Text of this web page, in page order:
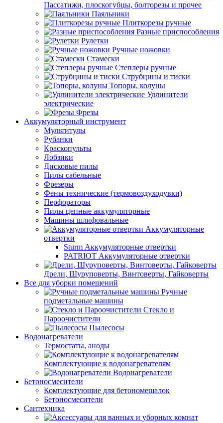
Пассатижи, плоскогубцы, болторезы и прочее
Паяльники
Плиткорезы ручные
Разные приспособления
Рулетки
Ручные ножовки
Стамески
Степлеры ручные
Струбцины и тиски
Топоры, колуны
Удлинители
электрические
Фрезы
Аккумуляторный инструмент
Мультитулы
Рубанки
Краскопульты
Лобзики
Дисковые пилы
Пилы сабельные
Фрезеры
Фены технические (термовоздуходувки)
Перфораторы
Пилы цепные аккумуляторные
Машины шлифовальные
Аккумуляторные
отвертки
Sturm Аккумуляторные отвертки
PATRIOT Аккумуляторные отвертки
Дрели, Шуруповерты, Винтоверты, Гайковерты
Все для уборки помещений
Ручные
подметальные машины
Стекло и
Пароочистители
Пылесосы
Водонагреватели
Термостаты, аноды
Комплектующие к водонагревателям
Водонагреватели
Бетоносмесители
Комплектующие для бетономешалок
Бетоносмесители
Сантехника